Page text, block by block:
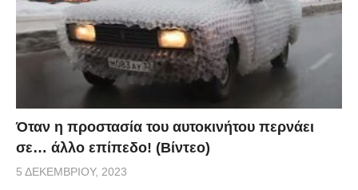
Όταν η προστασία του αυτοκινήτου περνάει
σε… άλλο επίπεδο! (Βίντεο)
5 ΔΕΚΕΜΒΡΊΟΥ, 2023